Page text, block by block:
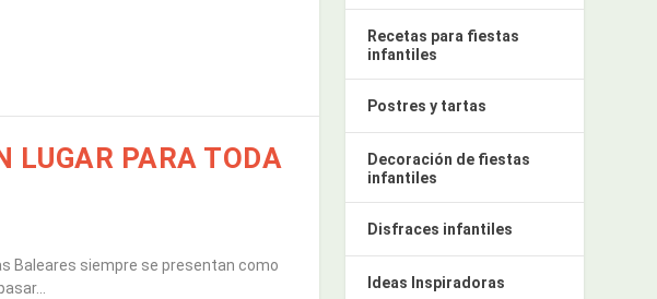
LUGAR PARA TODA
Baleares siempre se presentan como
Recetas para fiestas
infantiles
Postres y tartas
Decoración de fiestas
infantiles
Disfraces infantiles
Ideas Inspiradoras